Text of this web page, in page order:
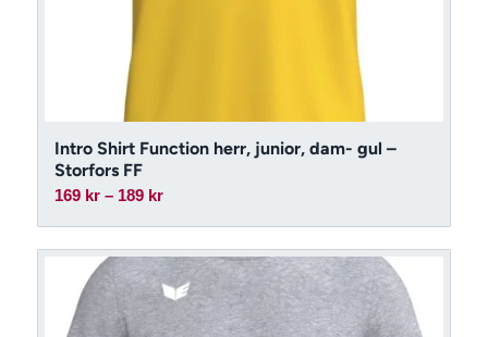
Intro Shirt Function herr, junior, dam- gul –
Storfors FF
169 kr – 189 krPrisintervall:
till
189 kr